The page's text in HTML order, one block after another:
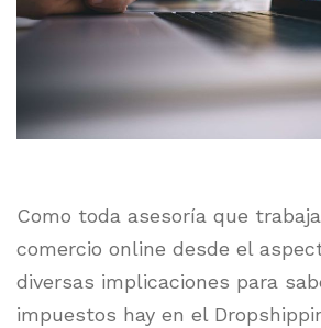
Como toda asesoría que
comercio online desde el
diversas implicaciones para
impuestos hay en el